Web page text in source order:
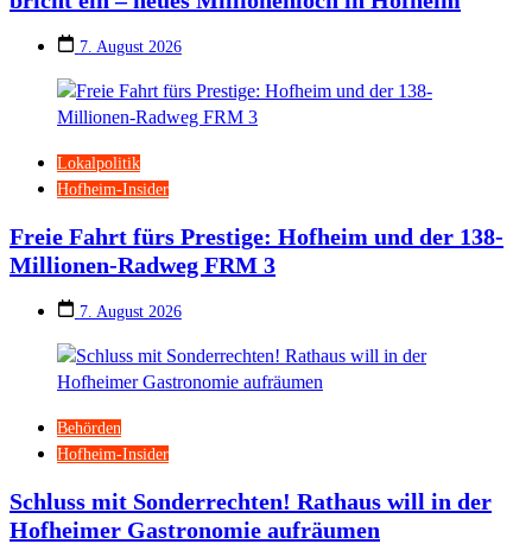
7. August 2026
Lokalpolitik
Hofheim-Insider
Freie Fahrt fürs Prestige: Hofheim und der 138-
Millionen-Radweg FRM 3
7. August 2026
Behörden
Hofheim-Insider
Schluss mit Sonderrechten! Rathaus will in der
Hofheimer Gastronomie aufräumen